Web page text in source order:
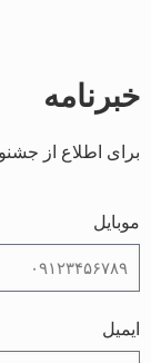
خبرنامه
برای اطلاع از
موبایل
ایمیل